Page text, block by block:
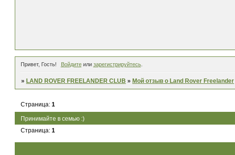
Привет, Гость! Войдитеили зарегистрируйтесь.
»LAND ROVER FREELANDER CLUB »Мой отзыв о Land Rover Freelander
Принимайте в семью :)
Страница:1
Страница:1